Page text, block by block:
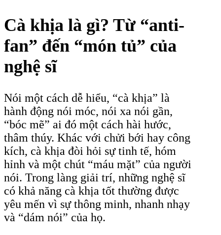
Cà khịa là gì? Từ “anti-
fan” đến “món tủ” của
nghệ sĩ
Nói một cách dễ hiểu, “cà khịa” là
hành động nói móc, nói xa nói gần,
“bóc mẽ” ai đó một cách hài hước,
thâm thúy. Khác với chửi bới hay công
kích, cà khịa đòi hỏi sự tinh tế, hóm
hỉnh và một chút “máu mặt” của người
nói. Trong làng giải trí, những nghệ sĩ
có khả năng cà khịa tốt thường được
yêu mến vì sự thông minh, nhanh nhạy
và “dám nói” của họ.